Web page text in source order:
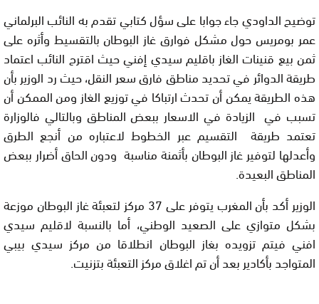
توضيح الداودي جاء جوابا على سؤل كتابي تقدم به النائب البرلماني
عمر بومريس حول مشكل فوارق غاز البوطان بالتقسيط وأثره على
ثمن بيع قنينات الغاز باقليم سيدي إفني حيث اقترح النائب اعتماد
طريقة الدوائر في تحديد مناطق فارق سعر النقل، حيث رد الوزير بأن
هذه الطريقة يمكن أن تحدث ارتباكا في توزيع الغاز ومن الممكن أن
تسبب في الزيادة في الاسعار ببعض المناطق وبالتالي فالوزارة
تعتمد طريقة التقسيم عبر الخطوط لاعتباره من أنجع الطرق
وأعدلها لتوفير غاز البوطان بأثمنة مناسبة ودون الحاق أضرار ببعض
المناطق البعيدة.
الوزير أكد بأن المغرب يتوفر على 37 مركز لتعبئة غاز البوطان موزعة
بشكل متوازي على الصعيد الوطني، أما بالنسبة لاقليم سيدي
افني فيتم تزويده بغاز البوطان انطلاقا من مركز سيدي بيبي
المتواجد بأكادير بعد أن تم اغلاق مركز التعبئة بتزنيت.